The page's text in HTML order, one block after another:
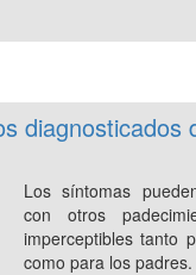
diagnosticados
Los síntomas
con otros
imperceptibles tanto
como para los padres.